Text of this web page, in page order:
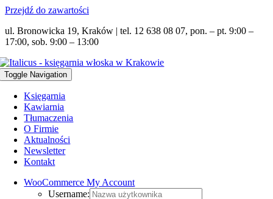
Przejdź do zawartości
ul. Bronowicka 19, Kraków | tel. 12 638 08 07, pon. – pt. 9:00 –
17:00, sob. 9:00 – 13:00
Toggle Navigation
Księgarnia
Kawiarnia
Tłumaczenia
O Firmie
Aktualności
Newsletter
Kontakt
WooCommerce My Account
Username: